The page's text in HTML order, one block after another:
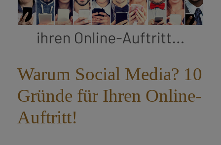
Warum Social Media? 10
Gründe für Ihren Online-
Auftritt!